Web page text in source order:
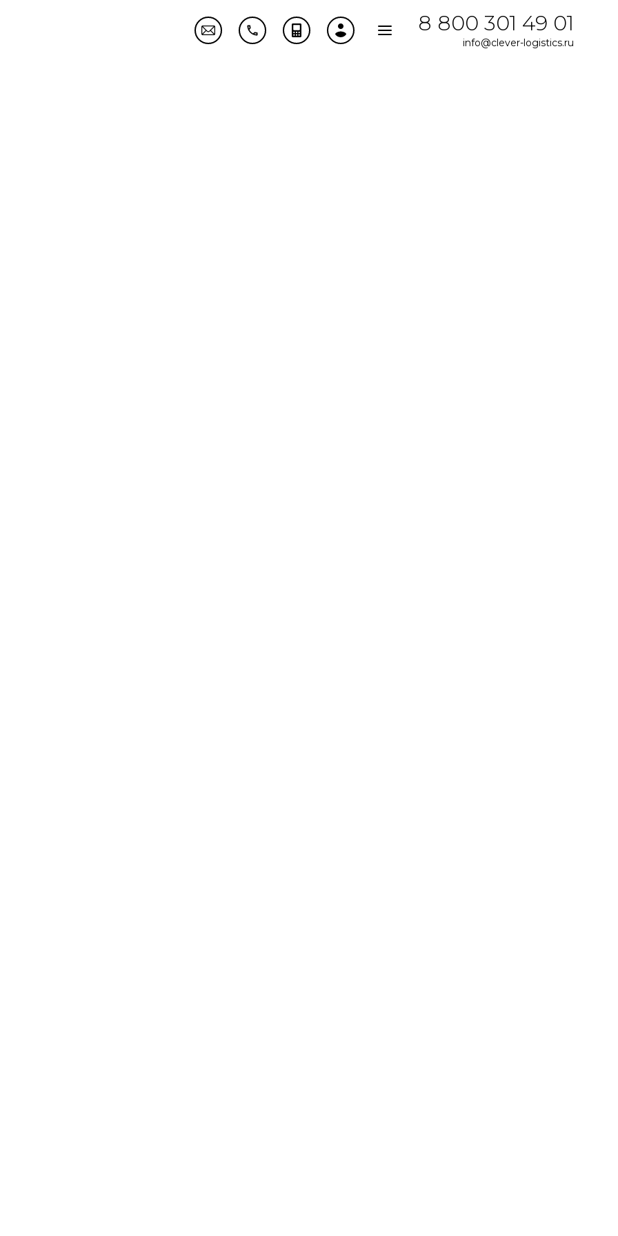
8 800 301 49 01
info@clever-logistics.ru